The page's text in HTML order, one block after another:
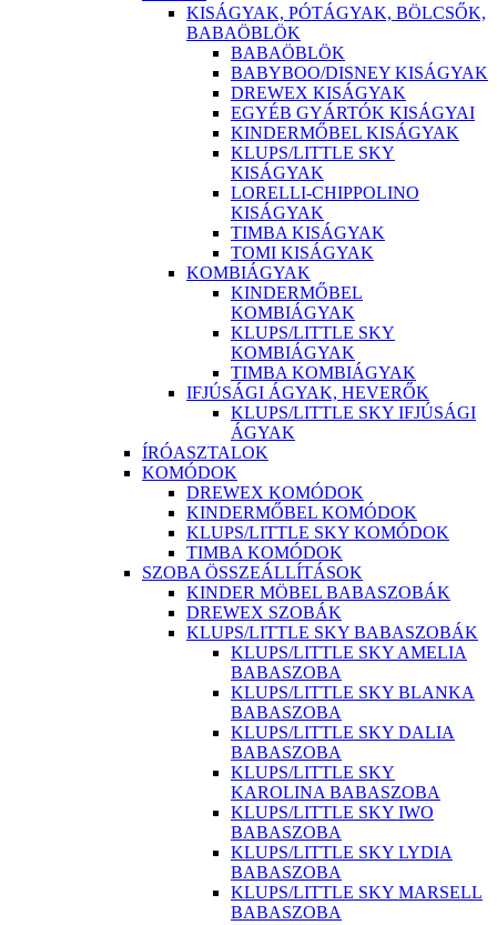
KISÁGYAK, PÓTÁGYAK, BÖLCSŐK,
BABAÖBLÖK
BABAÖBLÖK
BABYBOO/DISNEY KISÁGYAK
DREWEX KISÁGYAK
EGYÉB GYÁRTÓK KISÁGYAI
KINDERMŐBEL KISÁGYAK
KLUPS/LITTLE SKY
KISÁGYAK
LORELLI-CHIPPOLINO
KISÁGYAK
TIMBA KISÁGYAK
TOMI KISÁGYAK
KOMBIÁGYAK
KINDERMŐBEL
KOMBIÁGYAK
KLUPS/LITTLE SKY
KOMBIÁGYAK
TIMBA KOMBIÁGYAK
IFJÚSÁGI ÁGYAK, HEVERŐK
KLUPS/LITTLE SKY IFJÚSÁGI
ÁGYAK
ÍRÓASZTALOK
KOMÓDOK
DREWEX KOMÓDOK
KINDERMŐBEL KOMÓDOK
KLUPS/LITTLE SKY KOMÓDOK
TIMBA KOMÓDOK
SZOBA ÖSSZEÁLLÍTÁSOK
KINDER MÖBEL BABASZOBÁK
DREWEX SZOBÁK
KLUPS/LITTLE SKY BABASZOBÁK
KLUPS/LITTLE SKY AMELIA
BABASZOBA
KLUPS/LITTLE SKY BLANKA
BABASZOBA
KLUPS/LITTLE SKY DALIA
BABASZOBA
KLUPS/LITTLE SKY
KAROLINA BABASZOBA
KLUPS/LITTLE SKY IWO
BABASZOBA
KLUPS/LITTLE SKY LYDIA
BABASZOBA
KLUPS/LITTLE SKY MARSELL
BABASZOBA